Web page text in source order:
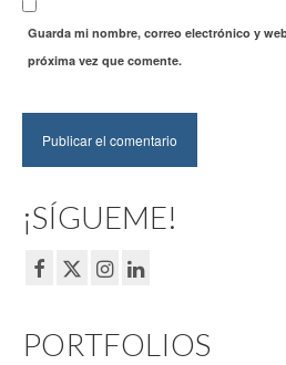
Guarda mi nombre, correo electrónico y
próxima vez que comente.
¡SÍGUEME!
PORTFOLIOS